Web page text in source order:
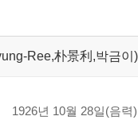
Ree,朴景利,박금이)
1926년 10월 28일(음